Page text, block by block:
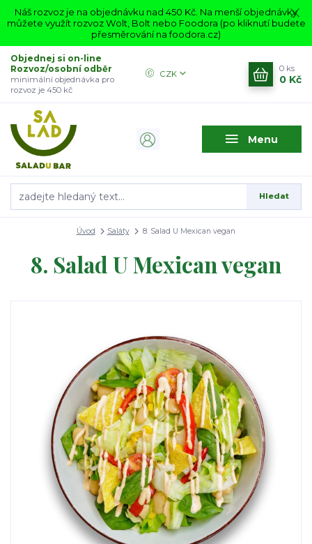
Náš rozvoz je na objednávku nad 450 Kč. Na menší objednávky
můžete využít rozvoz Wolt, Bolt nebo Foodora (po kliknutí budete
přesměrování na foodora.cz)
Menu
CZK
Hledat
Objednej si on-line
Rozvoz/osobní odběr
minimální objednávka pro
rozvoz je 450 kč
0 ks
0 Kč
Úvod Saláty 8. Salad U Mexican vegan
8. Salad U Mexican vegan